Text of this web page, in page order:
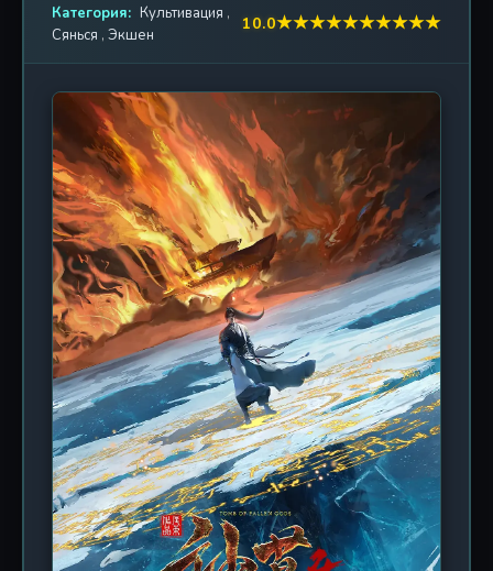
а каждый шаг — это битва за выживание. Однако
искра древнего пламени не гаснет, и память о
прошлых жизнях становится его величайшим
ступает на путь боевых искусств, ведомый
жаждой мести и стремлением восстановить
справедливость. Его путь усеян костьми врагов и
руинами империй, а каждое новое заклинание —
это эхо давно ушедшей эпохи, когда он
повелевал стихиями. Этот мир полон тайн,
древних артефактов и бессмертных сект,
плетущих интриги. Впереди его ждут не только
сражения, но и загадочные союзники, верные
друзья и коварные враги, чьи истинные лица
скрыты под маской добродетели. Но сможет ли
он, пройдя через горнило страданий, вновь
взойти на трон небожителей и бросить вызов
самим небесам? Дунхуа «Древний бог» (Tai Gu
Shen Zun) обещает зрителю захватывающее
путешествие, полное эпических битв, мудрости
древних даосов и тонкостей культивации.
Категория: Культивация ,
Сянься , Экшен
10.0★★★★★★★★★★